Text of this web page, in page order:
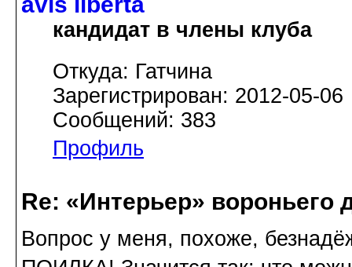
кандидат в члены клуба
Откуда: Гатчина
Зарегистрирован: 2012-05-06
Сообщений: 383
Профиль
Re: «Интерьер» вороньего
Вопрос у меня, похоже,